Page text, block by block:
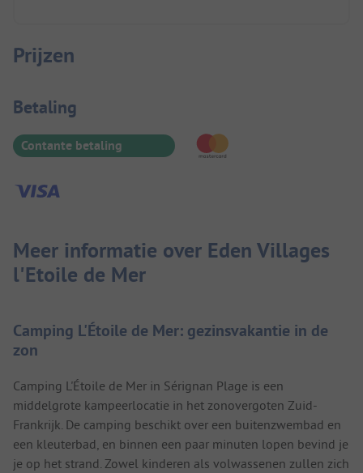
Prijzen
Betaalinformatie
Betaling
Contante betaling
Meer informatie over Eden Villages
l'Etoile de Mer
Camping L'Étoile de Mer: gezinsvakantie in de
zon
Camping L'Étoile de Mer in Sérignan Plage is een
middelgrote kampeerlocatie in het zonovergoten Zuid-
Frankrijk. De camping beschikt over een buitenzwembad en
een kleuterbad, en binnen een paar minuten lopen bevind je
je op het strand. Zowel kinderen als volwassenen zullen zich